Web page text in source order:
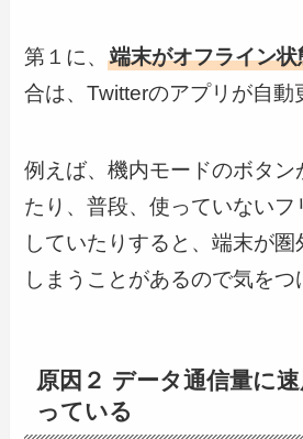
第１に、端末がオフライン
合は、Twitterのアプリが自動
例えば、機内モードのボタン
たり、普段、使っていないフ
していたりすると、端末が
しまうことがあるので気をつ
原因２ データ通信量に
っている